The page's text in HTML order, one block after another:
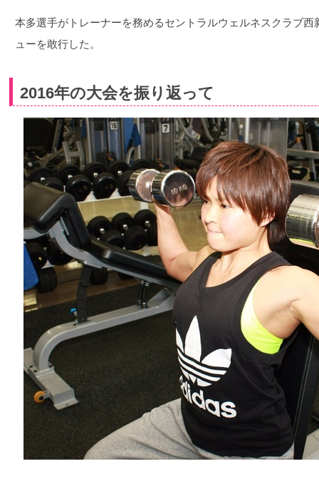
本多選手がトレーナーを務めるセントラルウェルネスクラブ
ューを敢行した。
2016年の大会を振り返って